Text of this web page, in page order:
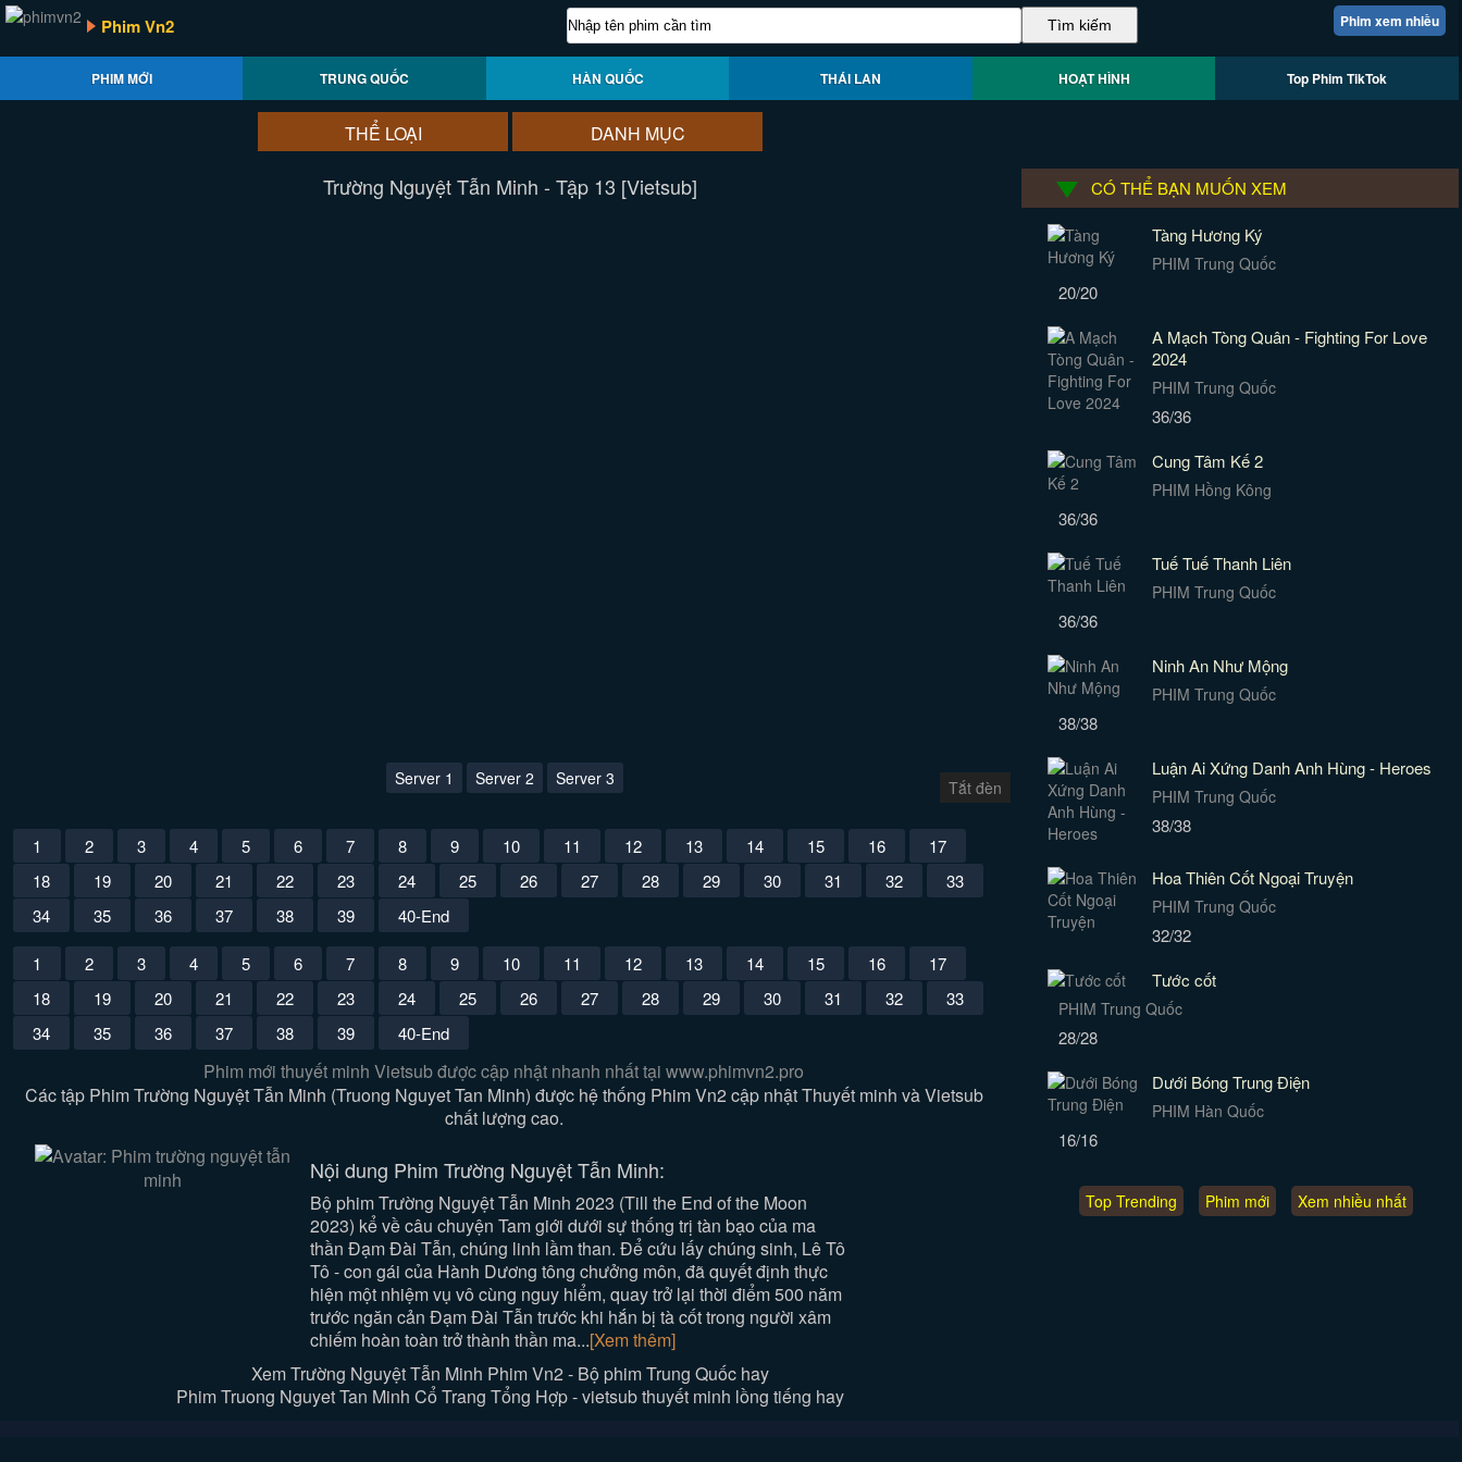
Phim xem nhiều
Phim Vn2
PHIM MỚI TRUNG QUỐC HÀN QUỐC THÁI LAN HOẠT HÌNH Top Phim TikTok
THỂ LOẠI DANH MỤC
Trường Nguyệt Tẫn Minh - Tập 13 [Vietsub]
Server 1 Server 2 Server 3 Tắt đèn
1 2 3 4 5 6 7 8 9 10 11 12 13 14 15 16
17
18
19 20 21 22 23 24 25 26 27 28 29 30 31 32
33
34
35 36 37 38 39 40-End
1 2 3 4 5 6 7 8 9 10 11 12 13 14 15 16
17
18
19 20 21 22 23 24 25 26 27 28 29 30 31 32
33
34
35 36 37 38 39 40-End
Phim mới thuyết minh Vietsub được cập nhật nhanh nhất tại www.phimvn2.pro
Các tập Phim Trường Nguyệt Tẫn Minh (Truong Nguyet Tan Minh) được hệ thống Phim Vn2 cập nhật Thuyết minh và Vietsub
chất lượng cao.
Nội dung Phim Trường Nguyệt Tẫn Minh:
Bộ phim Trường Nguyệt Tẫn Minh 2023 (Till the End of the Moon
2023) kể về câu chuyện Tam giới dưới sự thống trị tàn bạo của ma
thần Đạm Đài Tẫn, chúng linh lầm than. Để cứu lấy chúng sinh, Lê Tô
Tô - con gái của Hành Dương tông chưởng môn, đã quyết định thực
hiện một nhiệm vụ vô cùng nguy hiểm, quay trở lại thời điểm 500 năm
trước ngăn cản Đạm Đài Tẫn trước khi hắn bị tà cốt trong người xâm
chiếm hoàn toàn trở thành thần ma...[Xem thêm]
Xem Trường Nguyệt Tẫn Minh Phim Vn2 - Bộ phim Trung Quốc hay
Phim Truong Nguyet Tan Minh Cổ Trang Tổng Hợp - vietsub thuyết minh lồng tiếng hay
CÓ THỂ BẠN MUỐN XEM
Tàng Hương Ký
PHIM Trung Quốc
20/20
A Mạch Tòng Quân - Fighting For Love
2024
PHIM Trung Quốc
36/36
Cung Tâm Kế 2
PHIM Hồng Kông
36/36
Tuế Tuế Thanh Liên
PHIM Trung Quốc
36/36
Ninh An Như Mộng
PHIM Trung Quốc
38/38
Luận Ai Xứng Danh Anh Hùng - Heroes
PHIM Trung Quốc
38/38
Hoa Thiên Cốt Ngoại Truyện
PHIM Trung Quốc
32/32
Tước cốt
PHIM Trung Quốc
28/28
Dưới Bóng Trung Điện
PHIM Hàn Quốc
16/16
Top Trending Phim mới Xem nhiều nhất